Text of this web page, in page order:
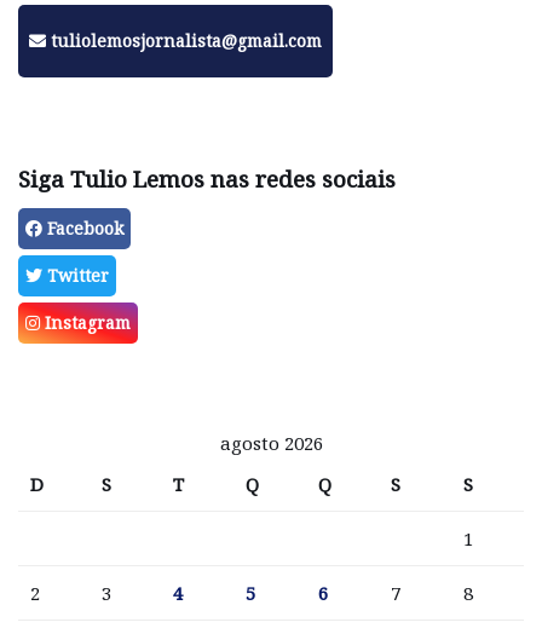
tuliolemosjornalista@gmail.com
Siga Tulio Lemos nas redes sociais
Facebook
Twitter
Instagram
agosto 2026
D
S T Q Q S S
1
2 3 4 5 6 7 8